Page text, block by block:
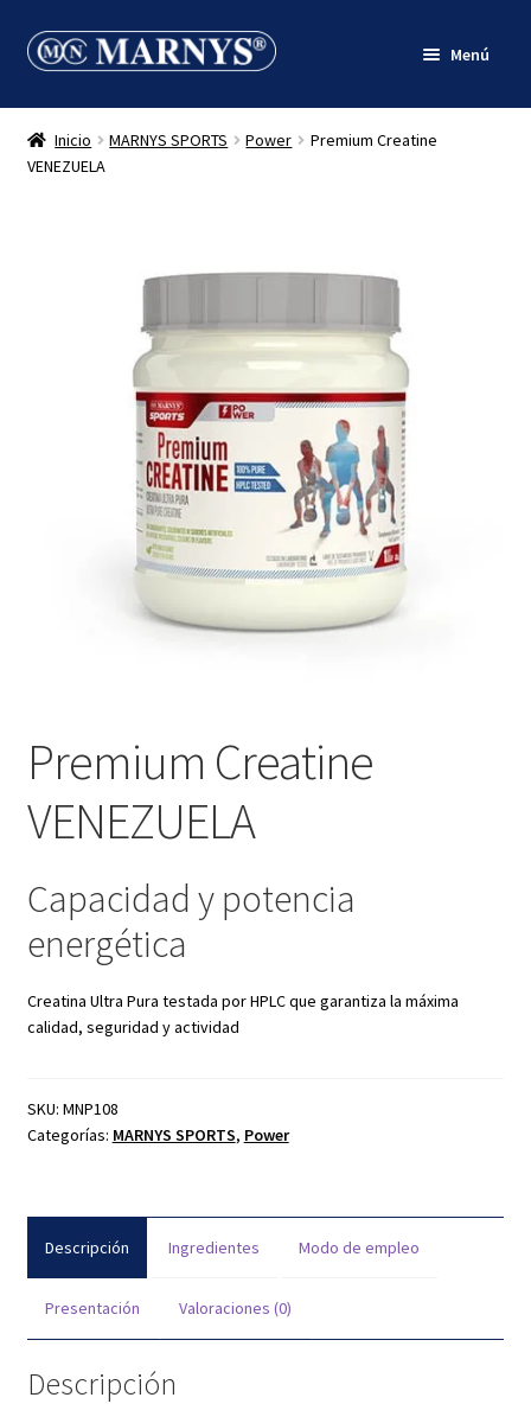
Ir
a
la
navegación
Ir
al
contenido
Menú
Inicio
Quienes somos
Inicio MARNYS SPORTS Power
Premium Creatine
VENEZUELA
Premium Creatine
VENEZUELA
Capacidad y potencia
energética
Creatina Ultra Pura testada por HPLC que garantiza la máxima
calidad, seguridad y actividad
SKU: MNP108
Categorías: MARNYS SPORTS, Power
Descripción Ingredientes Modo de empleo
Presentación Valoraciones (0)
Descripción